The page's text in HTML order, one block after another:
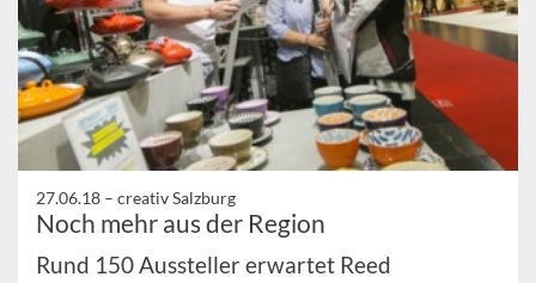
27.06.18 – creativ Salzburg
Noch mehr aus der Region
Rund 150 Aussteller erwartet Reed